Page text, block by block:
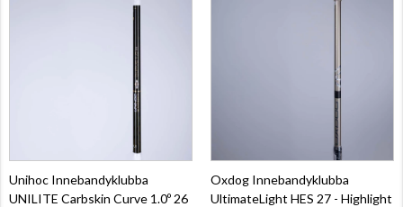
Unihoc Innebandyklubba
UNILITE Carbskin Curve 1.0º 26
Oxdog Innebandyklubba
UltimateLight HES 27 - Highlight